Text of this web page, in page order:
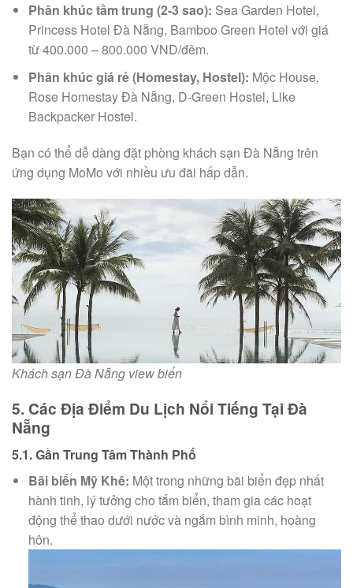
Phân khúc tầm trung (2-3 sao): Sea Garden Hotel,
Princess Hotel Đà Nẵng, Bamboo Green Hotel với giá
từ 400.000 – 800.000 VND/đêm.
Phân khúc giá rẻ (Homestay, Hostel): Mộc House,
Rose Homestay Đà Nẵng, D-Green Hostel, Like
Backpacker Hostel.
Bạn có thể dễ dàng đặt phòng khách sạn Đà Nẵng trên
ứng dụng MoMo với nhiều ưu đãi hấp dẫn.
Khách sạn Đà Nẵng view biển
5. Các Địa Điểm Du Lịch Nổi Tiếng Tại Đà
Nẵng
5.1. Gần Trung Tâm Thành Phố
Bãi biển Mỹ Khê: Một trong những bãi biển đẹp nhất
hành tinh, lý tưởng cho tắm biển, tham gia các hoạt
động thể thao dưới nước và ngắm bình minh, hoàng
hôn.